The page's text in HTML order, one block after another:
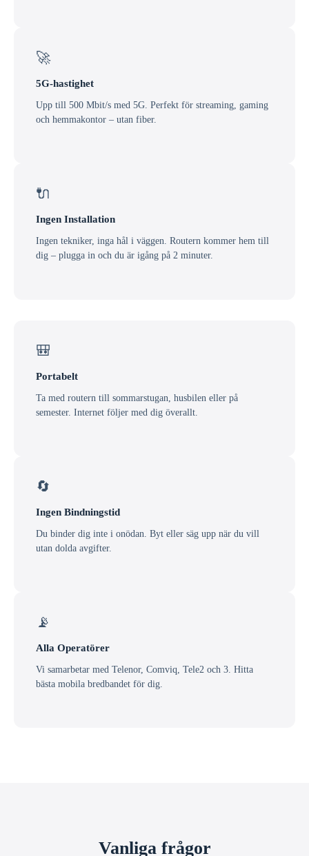
🚀
5G-hastighet
Upp till 500 Mbit/s med 5G. Perfekt för streaming, gaming
och hemmakontor – utan fiber.
🔌
Ingen Installation
Ingen tekniker, inga hål i väggen. Routern kommer hem till
dig – plugga in och du är igång på 2 minuter.
🎒
Portabelt
Ta med routern till sommarstugan, husbilen eller på
semester. Internet följer med dig överallt.
🔄
Ingen Bindningstid
Du binder dig inte i onödan. Byt eller säg upp när du vill
utan dolda avgifter.
📡
Alla Operatörer
Vi samarbetar med Telenor, Comviq, Tele2 och 3. Hitta
bästa mobila bredbandet för dig.
Vanliga frågor